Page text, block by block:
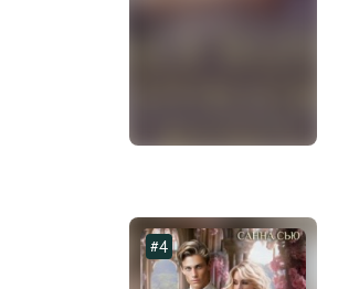
#4